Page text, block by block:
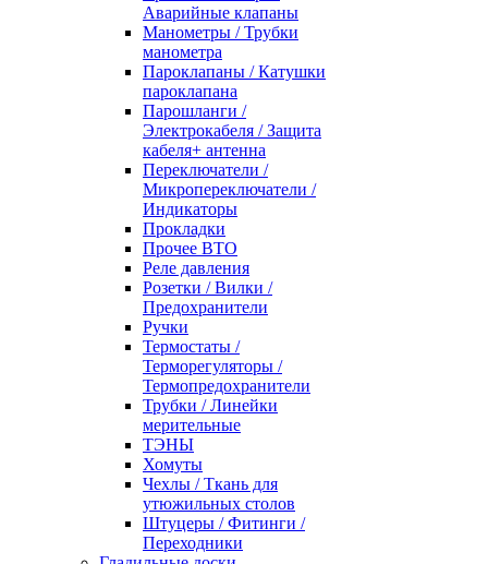
Аварийные клапаны
Манометры / Трубки
манометра
Пароклапаны / Катушки
пароклапана
Парошланги /
Электрокабеля / Защита
кабеля+ антенна
Переключатели /
Микропереключатели /
Индикаторы
Прокладки
Прочее ВТО
Реле давления
Розетки / Вилки /
Предохранители
Ручки
Термостаты /
Терморегуляторы /
Термопредохранители
Трубки / Линейки
мерительные
ТЭНЫ
Хомуты
Чехлы / Ткань для
утюжильных столов
Штуцеры / Фитинги /
Переходники